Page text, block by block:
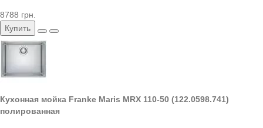
8788 грн.
Купить
Кухонная мойка Franke Maris MRX 110-50 (122.0598.741)
полированная